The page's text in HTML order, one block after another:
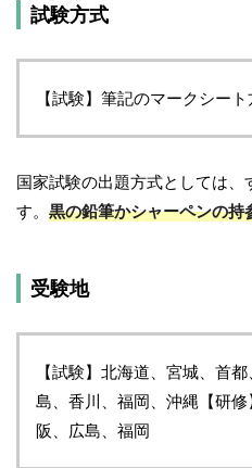
試験方式
【試験】筆記のマークシー
国家試験の出題方式としては、
す。 黒の鉛筆かシャーペンの
受験地
【試験】北海道、宮城、首
島、香川、福岡、沖縄【研
阪、広島、福岡